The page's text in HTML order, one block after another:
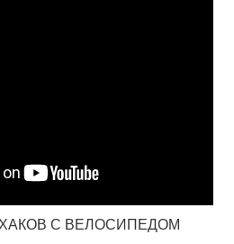
С ВЕЛОСИПЕДОМ